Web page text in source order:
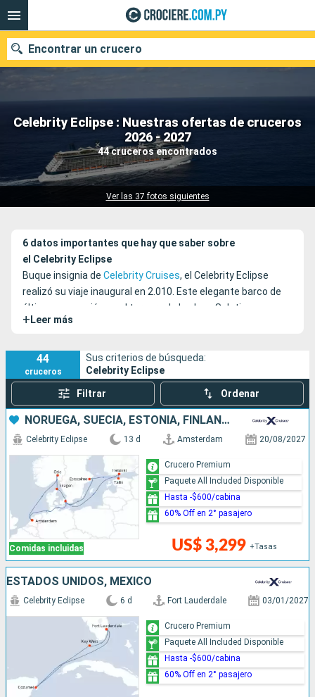
Celebrity Eclipse : Nuestras ofertas de cruceros
2026 - 2027
44 cruceros encontrados
Ver las 37 fotos siguientes
Encontrar un crucero
Nuestros destinos
Fecha de salida
6 datos importantes que hay que saber sobre
el Celebrity Eclipse
Buque insignia de Celebrity Cruises, el Celebrity Eclipse
realizó su viaje inaugural en 2.010. Este elegante barco de
última generación es el tercero de la clase Solstice.
+ Leer más
44
cruceros
Sus criterios de búsqueda:
Celebrity Eclipse
Filtrar Ordenar
NORUEGA, SUECIA, ESTONIA, FINLANDIA, DINAMARCA, PAISES BAJOS
Comidas incluidas
Celebrity Eclipse 13 d Amsterdam 20/08/2027
US$ 3,299 +Tasas
Crucero Premium
Paquete All Included Disponible
Hasta -$600/cabina
60% Off en 2° pasajero
ESTADOS UNIDOS, MÉXICO
Celebrity Eclipse 6 d Fort Lauderdale 03/01/2027
Crucero Premium
Paquete All Included Disponible
Hasta -$600/cabina
60% Off en 2° pasajero